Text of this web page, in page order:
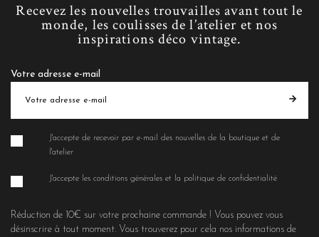
Recevez les nouvelles trouvailles avant tout le
monde, les coulisses de l’atelier et nos
inspirations déco vintage.
Votre adresse e-mail
J'accepte de recevoir par e-mail des nouvelles de la boutique et de
l'atelier
J'accepte les conditions générales et la politique de confidentialité
Réduction de 10€ sur votre prochaine commande ! Vous pouvez vous
désinscrire à tout moment. Vous trouverez pour cela nos informations de